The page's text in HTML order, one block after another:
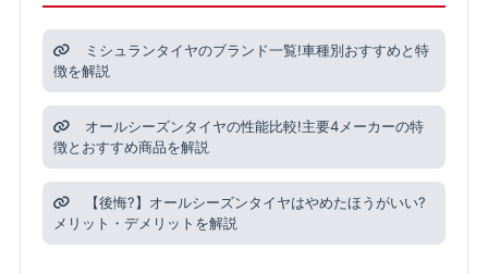
ミシュランタイヤのブランド一覧!車種別おすすめと特
徴を解説
オールシーズンタイヤの性能比較!主要4メーカーの特
徴とおすすめ商品を解説
【後悔?】オールシーズンタイヤはやめたほうがいい?
メリット・デメリットを解説